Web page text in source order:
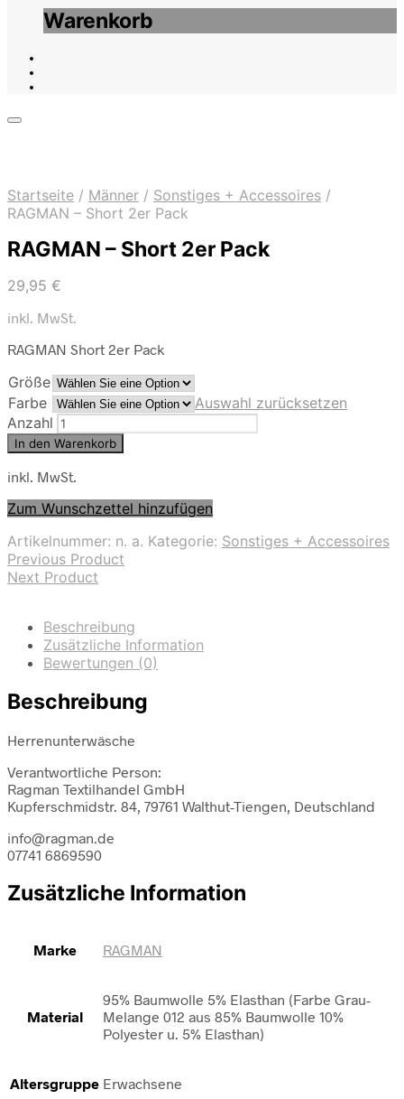
Warenkorb
Startseite / Männer / Sonstiges + Accessoires /
RAGMAN – Short 2er Pack
RAGMAN – Short 2er Pack
29,95 €
inkl. MwSt.
RAGMAN Short 2er Pack
Größe
Farbe
Auswahl zurücksetzen
Anzahl
In den Warenkorb
inkl. MwSt.
Zum Wunschzettel hinzufügen
Artikelnummer: n. a. Kategorie: Sonstiges + Accessoires
Previous Product
Next Product
Beschreibung
Zusätzliche Information
Bewertungen (0)
Beschreibung
Herrenunterwäsche
Verantwortliche Person:
Ragman Textilhandel GmbH
Kupferschmidstr. 84, 79761 Walthut-Tiengen, Deutschland
info@ragman.de
07741 6869590
Zusätzliche Information
Marke RAGMAN
Material
95% Baumwolle 5% Elasthan (Farbe Grau-
Melange 012 aus 85% Baumwolle 10%
Polyester u. 5% Elasthan)
Altersgruppe Erwachsene